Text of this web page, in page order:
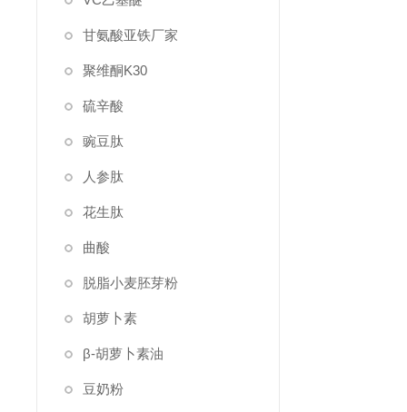
甘氨酸亚铁厂家
聚维酮K30
硫辛酸
豌豆肽
人参肽
花生肽
曲酸
脱脂小麦胚芽粉
胡萝卜素
β-胡萝卜素油
豆奶粉